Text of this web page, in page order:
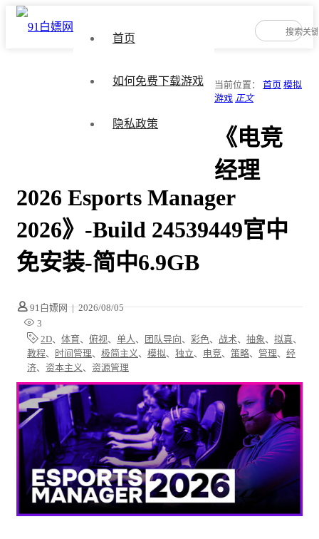
首页
如何免费下载游戏
隐私政策
当前位置： 首页 模拟
游戏 正文
《电竞
经理
2026 Esports Manager
2026》-Build 24539449官中
免安装-简中6.9GB
91白嫖网 | 2026/08/05
3
2D、 体育、 俯视、 单人 、 团队导向、 彩色、 战术、 抽象 、 拟真、
教程、 时间管理、 极简主义 、 模拟、 独立、 电竞、 策略、 管理、 经
济、 资本主义 、 资源管理